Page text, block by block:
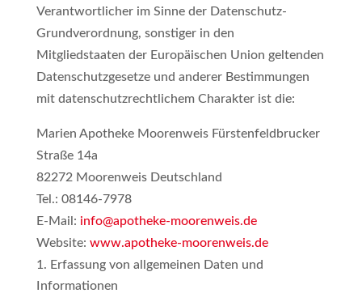
Verantwortlicher im Sinne der Datenschutz-
Grundverordnung, sonstiger in den
Mitgliedstaaten der Europäischen Union geltenden
Datenschutzgesetze und anderer Bestimmungen
mit datenschutzrechtlichem Charakter ist die:
Marien Apotheke Moorenweis Fürstenfeldbrucker
Straße 14a
82272 Moorenweis Deutschland
Tel.: 08146-7978
E-Mail: info@apotheke-moorenweis.de
Website: www.apotheke-moorenweis.de
Erfassung von allgemeinen Daten und
Informationen